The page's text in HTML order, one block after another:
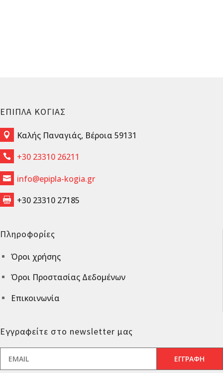
ΕΠΙΠΛΑ ΚΟΓΙΑΣ
 Καλής Παναγιάς, Βέροια 59131
 +30 23310 26211
 info@epipla-kogia.gr
 +30 23310 27185
Πληροφορίες
^ Όροι χρήσης
^ Όροι Προστασίας Δεδομένων
^ Επικοινωνία
Εγγραφείτε στο newsletter μας